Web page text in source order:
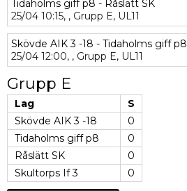
Tidaholms giff p8 - Råslätt SK
25/04 10:15, , Grupp E, UL11
Skövde AIK 3 -18 - Tidaholms giff p8
25/04 12:00, , Grupp E, UL11
Grupp E
Lag
S
Skövde AIK 3 -18
0
Tidaholms giff p8
0
Råslätt SK
0
Skultorps If 3
0